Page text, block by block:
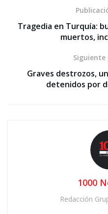
Tragedia en Turquía:
muertos,
Siguiente
Graves destrozos,
detenidos por
1000
Redacción